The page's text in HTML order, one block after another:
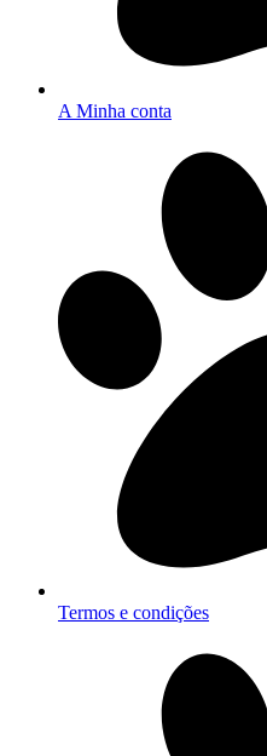
A Minha conta
Termos e condições